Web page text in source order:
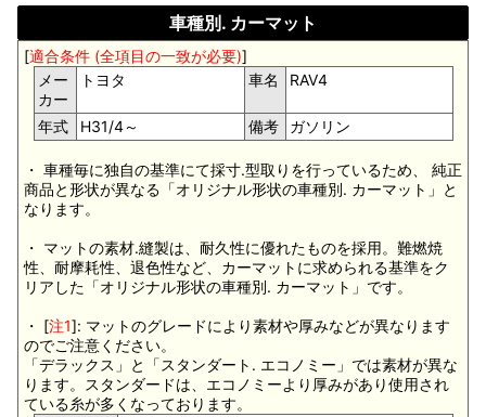
車種別. カーマット
[適合条件 (全項目の一致が必要)]
メー
カー
トヨタ 車名 RAV4
年式 H31/4～ 備考 ガソリン
・ 車種毎に独自の基準にて採寸.型取りを行っているため、 純正
商品と形状が異なる「オリジナル形状の車種別. カーマット」と
なります。
・ マットの素材.縫製は、耐久性に優れたものを採用。難燃焼
性、耐摩耗性、退色性など、カーマットに求められる基準をク
リアした「オリジナル形状の車種別. カーマット」です。
・ [注1]: マットのグレードにより素材や厚みなどが異なります
のでご注意ください。
「デラックス」と「スタンダート. エコノミー」では素材が異な
ります。スタンダードは、エコノミーより厚みがあり使用され
ている糸が多くなっております。